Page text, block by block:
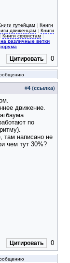
путейцам| Книги
движенцам | Книги
Книги связистам|
различные ветки
Цитировать 0
#4 (ссылка)
движение.
по
написано не
чем тут 30%?
Цитировать 0